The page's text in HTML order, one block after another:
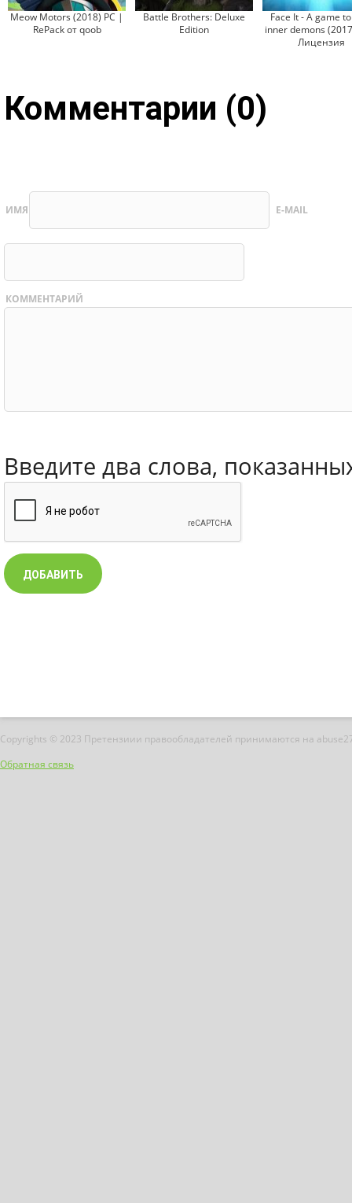
Meow Motors (2018) PC |
RePack от qoob
Battle Brothers: Deluxe
Edition
Face It - A game
inner demons
Лицензия
Комментарии (0)
ИМЯ E-MAIL
КОММЕНТАРИЙ
Введите два слова,
Copyrights © 2023 Претензиии правообладателей принимаются на
Обратная связь